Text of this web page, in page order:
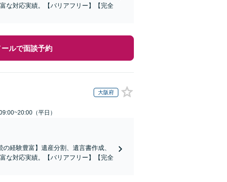
な対応実績。【バリアフリー】【完全
ールで面談予約
大阪府
（平日）
経験豊富】遺産分割、遺言書作成、
な対応実績。【バリアフリー】【完全